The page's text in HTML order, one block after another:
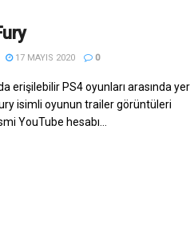
17 MAYIS 2020 0
erişilebilir PS4 oyunları arasında
isimli oyunun trailer görüntüleri
YouTube hesabı...